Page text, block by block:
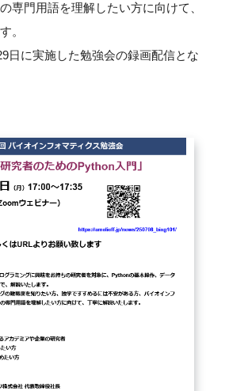
閉じる
専門用語を理解したい方に向けて、
。
日に実施した勉強会の録画配信とな